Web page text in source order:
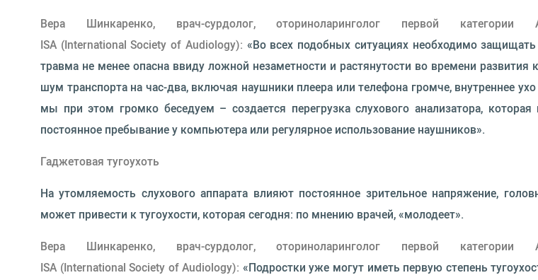
Вера Шинкаренко, врач-сурдолог, оториноларинголог первой
ISA (International Society of Audiology): «Во всех подобных ситуациях необходимо
травма не менее опасна ввиду ложной незаметности и растянутости во времени
шум транспорта на час-два, включая наушники плеера или телефона громче, внутреннее
мы при этом громко беседуем – создается перегрузка слухового анализатора,
постоянное пребывание у компьютера или регулярное использование наушников».
Гаджетовая тугоухоть
На утомляемость слухового аппарата влияют постоянное зрительное напряжение,
может привести к тугоухости, которая сегодня: по мнению врачей, «молодеет».
Вера Шинкаренко, врач-сурдолог, оториноларинголог первой
ISA (International Society of Audiology): «Подростки уже могут иметь первую степень